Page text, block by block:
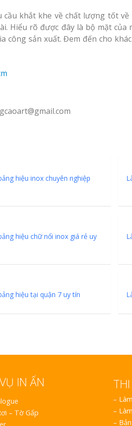
cầu khắt khe về chất lượng tốt về
Hiểu rõ được đây là bộ mặt của
công sản xuất. Đem đến cho
hiệu inox chuyên nghiệp
hiệu chữ nổi inox giá rẻ uy
hiệu tại quận 7 uy tín
IN ẤN
– Tờ Gấp
–
–
–